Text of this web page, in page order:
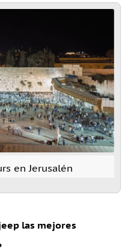
en Jerusalén
las mejores